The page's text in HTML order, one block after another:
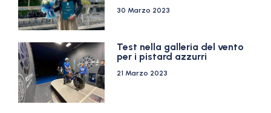
30 Marzo 2023
Test nella galleria del vento
per i pistard azzurri
21 Marzo 2023